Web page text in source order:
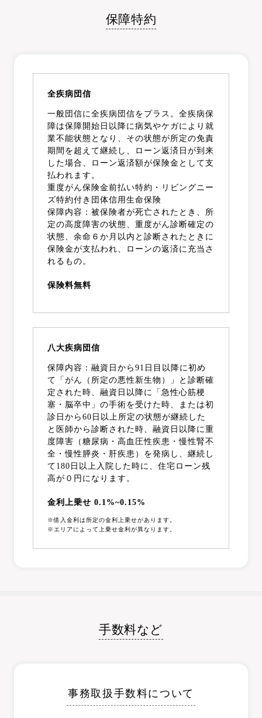
保障特約
全疾病団信
一般団信に全疾病団信をプラス。全疾病保
障は保障開始日以降に病気やケガにより就
業不能状態となり、その状態が所定の免責
期間を超えて継続し、ローン返済日が到来
した場合、ローン返済額が保険金として支
払われます。
重度がん保険金前払い特約・リビングニー
ズ特約付き団体信用生命保険
保障内容：被保険者が死亡されたとき、所
定の高度障害の状態、重度がん診断確定の
状態、余命６か月以内と診断されたときに
保険金が支払われ、ローンの返済に充当さ
れるもの。
保険料無料
八大疾病団信
保障内容：融資日から91日目以降に初め
て「がん（所定の悪性新生物）」と診断確
定された時、融資日以降に「急性心筋梗
塞・脳卒中」の手術を受けた時、または初
診日から60日以上所定の状態が継続した
と医師から診断された時、融資日以降に重
度障害（糖尿病・高血圧性疾患・慢性腎不
全・慢性膵炎・肝疾患）を発病し、継続し
て180日以上入院した時に、住宅ローン残
高が０円になります。
金利上乗せ 0.1%~0.15%
※借入金利は所定の金利上乗せがあります。
※エリアによって上乗せ金利が異なります。
手数料など
事務取扱手数料について